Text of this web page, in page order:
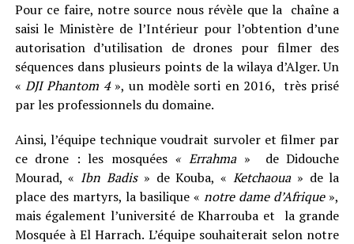
Pour ce faire, notre source nous révèle que la chaîne a
saisi le Ministère de l’Intérieur pour l’obtention d’une
autorisation d’utilisation de drones pour filmer des
séquences dans plusieurs points de la wilaya d’Alger. Un
«DJI Phantom 4», un modèle sorti en 2016, très prisé
par les professionnels du domaine.
Ainsi, l’équipe technique voudrait survoler et filmer par
ce drone : les mosquées « Errahma» de Didouche
Mourad, « Ibn Badis» de Kouba, « Ketchaoua» de la
place des martyrs, la basilique «notre dame d’Afrique»,
mais également l’université de Kharrouba et la grande
Mosquée à El Harrach. L’équipe souhaiterait selon notre